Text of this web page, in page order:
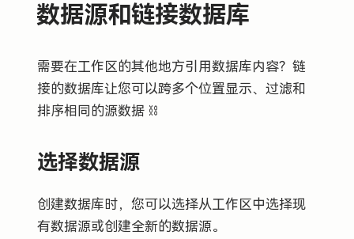
数据源和链接数据库
需要在工作区的其他地方引用数据库内容？链
接的数据库让您可以跨多个位置显示、过滤和
排序相同的源数据 ⛓
选择数据源
创建数据库时，您可以选择从工作区中选择现
有数据源或创建全新的数据源。